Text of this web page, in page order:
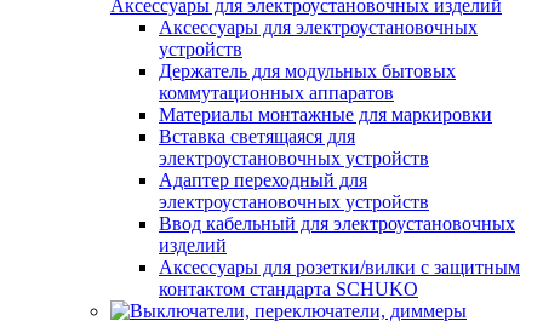
Аксессуары для электроустановочных изделий
Аксессуары для электроустановочных
устройств
Держатель для модульных бытовых
коммутационных аппаратов
Материалы монтажные для маркировки
Вставка светящаяся для
электроустановочных устройств
Адаптер переходный для
электроустановочных устройств
Ввод кабельный для электроустановочных
изделий
Аксессуары для розетки/вилки с защитным
контактом стандарта SCHUKO